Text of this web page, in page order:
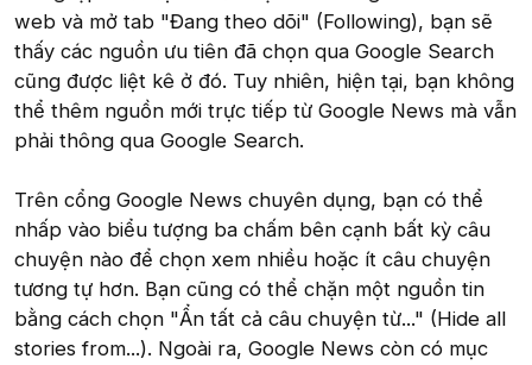
web và mở tab "Đang theo dõi" (Following), bạn sẽ
thấy các nguồn ưu tiên đã chọn qua Google Search
cũng được liệt kê ở đó. Tuy nhiên, hiện tại, bạn không
thể thêm nguồn mới trực tiếp từ Google News mà vẫn
phải thông qua Google Search.
Trên cổng Google News chuyên dụng, bạn có thể
nhấp vào biểu tượng ba chấm bên cạnh bất kỳ câu
chuyện nào để chọn xem nhiều hoặc ít câu chuyện
tương tự hơn. Bạn cũng có thể chặn một nguồn tin
bằng cách chọn "Ẩn tất cả câu chuyện từ..." (Hide all
stories from...). Ngoài ra, Google News còn có mục